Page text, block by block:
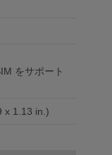
をサポート
x 1.13 in.)